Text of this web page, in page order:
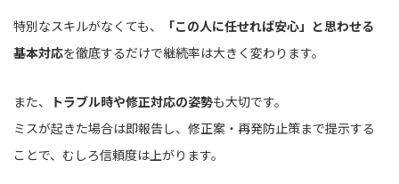
特別なスキルがなくても、
「この人に任せれば安心」と思わせる
基本対応を徹底するだけで継続率は大きく変わります。
また、 トラブル時や修正対応の姿勢も大切です。
ミスが起きた場合は即報告し、修正案・再発防止策まで提示する
ことで、むしろ信頼度は上がります。